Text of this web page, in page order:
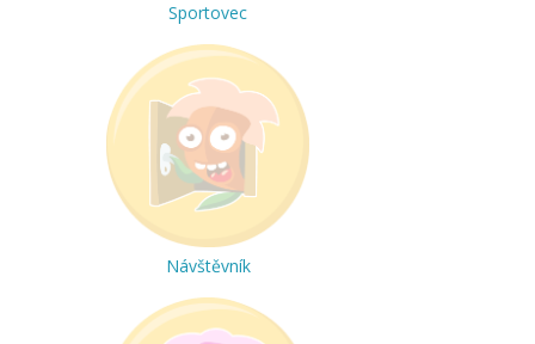
Sportovec
Návštěvník